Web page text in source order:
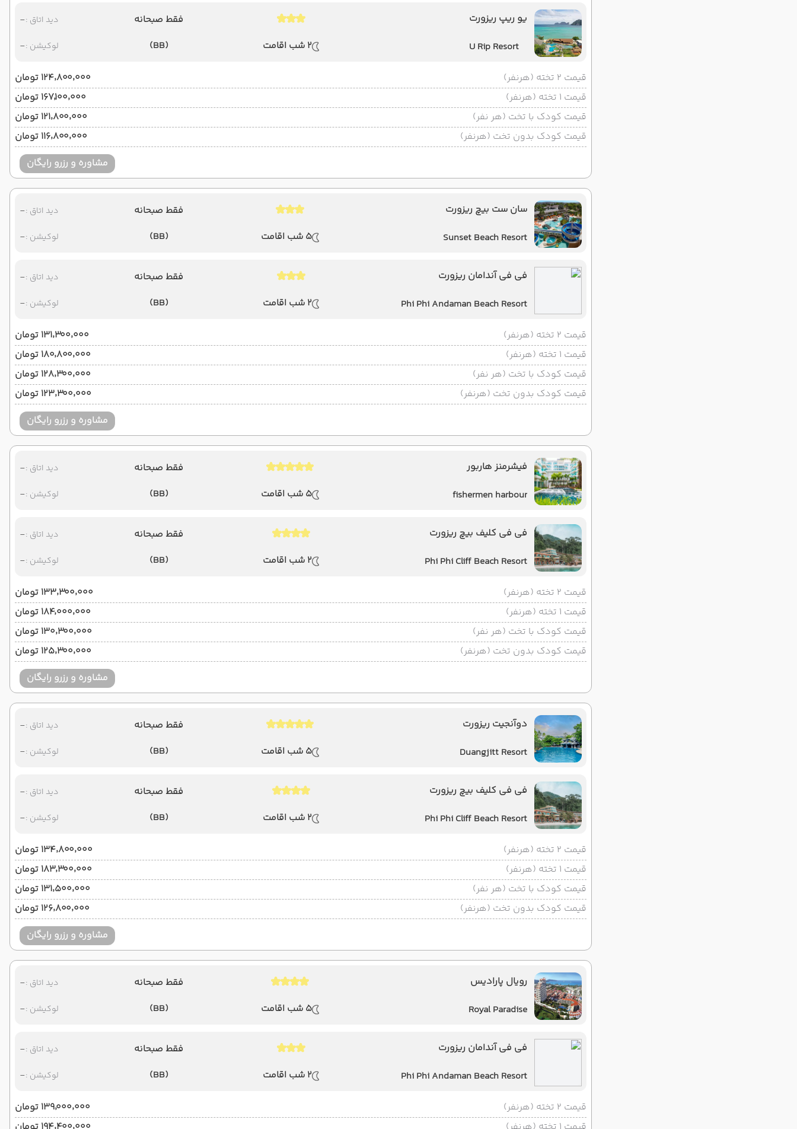
یو ریپ ریزورت
U Rip Resort
2 شب اقامت
فقط صبحانه
(BB)
دید اتاق :-
لوکیشن :-
قیمت 2 تخته (هرنفر)
۱۲۴٬۸۰۰٬۰۰۰ تومان
قیمت 1 تخته (هرنفر)
۱۶۷٬۱۰۰٬۰۰۰ تومان
قیمت کودک با تخت (هر نفر)
۱۲۱٬۸۰۰٬۰۰۰ تومان
قیمت کودک بدون تخت (هرنفر)
۱۱۶٬۸۰۰٬۰۰۰ تومان
مشاوره و رزرو رایگان
سان ست بیچ ریزورت
Sunset Beach Resort
5 شب اقامت
فقط صبحانه
(BB)
دید اتاق :-
لوکیشن :-
فی فی آندامان ریزورت
Phi Phi Andaman Beach Resort
2 شب اقامت
فقط صبحانه
(BB)
دید اتاق :-
لوکیشن :-
قیمت 2 تخته (هرنفر)
۱۳۱٬۳۰۰٬۰۰۰ تومان
قیمت 1 تخته (هرنفر)
۱۸۰٬۸۰۰٬۰۰۰ تومان
قیمت کودک با تخت (هر نفر)
۱۲۸٬۳۰۰٬۰۰۰ تومان
قیمت کودک بدون تخت (هرنفر)
۱۲۳٬۳۰۰٬۰۰۰ تومان
مشاوره و رزرو رایگان
فیشرمنز هاربور
fishermen harbour
5 شب اقامت
فقط صبحانه
(BB)
دید اتاق :-
لوکیشن :-
فی فی کلیف بیچ ریزورت
Phi Phi Cliff Beach Resort
2 شب اقامت
فقط صبحانه
(BB)
دید اتاق :-
لوکیشن :-
قیمت 2 تخته (هرنفر)
۱۳۳٬۳۰۰٬۰۰۰ تومان
قیمت 1 تخته (هرنفر)
۱۸۴٬۰۰۰٬۰۰۰ تومان
قیمت کودک با تخت (هر نفر)
۱۳۰٬۳۰۰٬۰۰۰ تومان
قیمت کودک بدون تخت (هرنفر)
۱۲۵٬۳۰۰٬۰۰۰ تومان
مشاوره و رزرو رایگان
دوآنجیت ریزورت
Duangjitt Resort
5 شب اقامت
فقط صبحانه
(BB)
دید اتاق :-
لوکیشن :-
فی فی کلیف بیچ ریزورت
Phi Phi Cliff Beach Resort
2 شب اقامت
فقط صبحانه
(BB)
دید اتاق :-
لوکیشن :-
قیمت 2 تخته (هرنفر)
۱۳۴٬۸۰۰٬۰۰۰ تومان
قیمت 1 تخته (هرنفر)
۱۸۳٬۳۰۰٬۰۰۰ تومان
قیمت کودک با تخت (هر نفر)
۱۳۱٬۵۰۰٬۰۰۰ تومان
قیمت کودک بدون تخت (هرنفر)
۱۲۶٬۸۰۰٬۰۰۰ تومان
مشاوره و رزرو رایگان
رویال پارادیس
Royal Paradise
5 شب اقامت
فقط صبحانه
(BB)
دید اتاق :-
لوکیشن :-
فی فی آندامان ریزورت
Phi Phi Andaman Beach Resort
2 شب اقامت
فقط صبحانه
(BB)
دید اتاق :-
لوکیشن :-
قیمت 2 تخته (هرنفر)
۱۳۹٬۰۰۰٬۰۰۰ تومان